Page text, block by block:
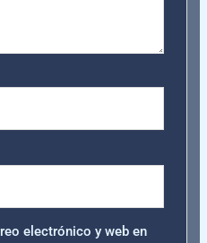
electrónico y web en